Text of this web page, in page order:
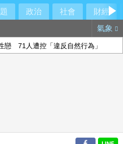
政治 社會
財經
氣象
戀 71人遭控「違反自然行為」